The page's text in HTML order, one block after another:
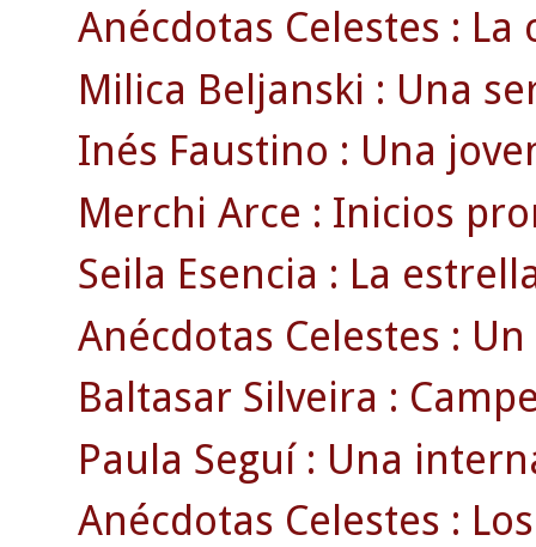
Anécdotas Celestes : La
Milica Beljanski : Una
Inés Faustino : Una
Merchi Arce : Inicios
Seila Esencia : La
Anécdotas Celestes :
Baltasar Silveira :
Paula Seguí : Una
Anécdotas Celestes :